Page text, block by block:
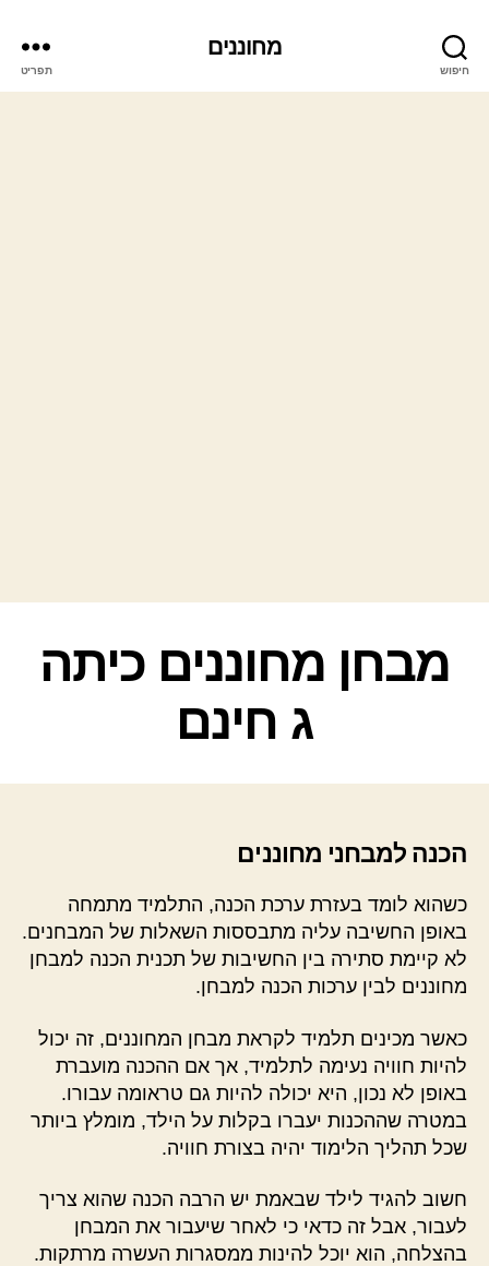
חיפוש
מחוננים
תפריט
קטגוריות
מבחן מחוננים כיתה
ג חינם
הכנה למבחני מחוננים
כשהוא לומד בעזרת ערכת הכנה, התלמיד מתמחה
באופן החשיבה עליה מתבססות השאלות של המבחנים.
לא קיימת סתירה בין החשיבות של תכנית הכנה למבחן
מחוננים לבין ערכות הכנה למבחן.
כאשר מכינים תלמיד לקראת מבחן המחוננים, זה יכול
להיות חוויה נעימה לתלמיד, אך אם ההכנה מועברת
באופן לא נכון, היא יכולה להיות גם טראומה עבורו.
במטרה שההכנות יעברו בקלות על הילד, מומלץ ביותר
שכל תהליך הלימוד יהיה בצורת חוויה.
חשוב להגיד לילד שבאמת יש הרבה הכנה שהוא צריך
לעבור, אבל זה כדאי כי לאחר שיעבור את המבחן
בהצלחה, הוא יוכל להינות ממסגרות העשרה מרתקות.